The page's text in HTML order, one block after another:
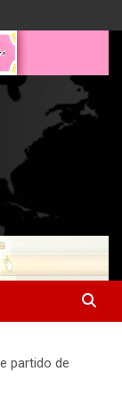
partido de